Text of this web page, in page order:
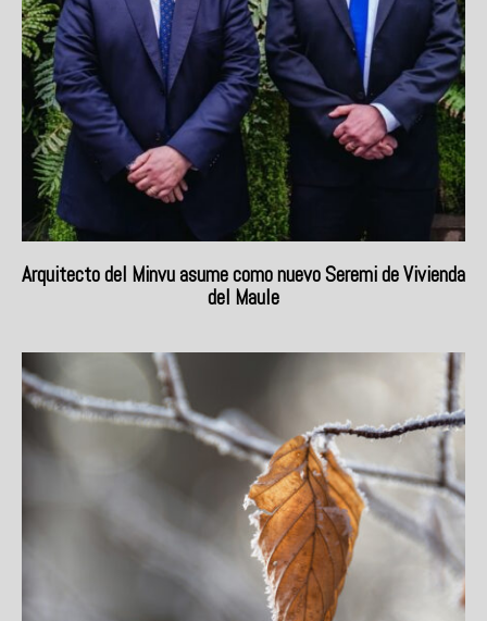
Arquitecto del Minvu asume como nuevo Seremi de Vivienda
del Maule